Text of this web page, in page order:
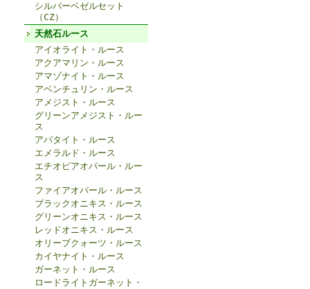
シルバーベゼルセット
（CZ）
天然石ルース
アイオライト・ルース
アクアマリン・ルース
アマゾナイト・ルース
アベンチュリン・ルース
アメジスト・ルース
グリーンアメジスト・ルー
ス
アパタイト・ルース
エメラルド・ルース
エチオピアオパール・ルー
ス
ファイアオパール・ルース
ブラックオニキス・ルース
グリーンオニキス・ルース
レッドオニキス・ルース
オリーブクォーツ・ルース
カイヤナイト・ルース
ガーネット・ルース
ロードライトガーネット・